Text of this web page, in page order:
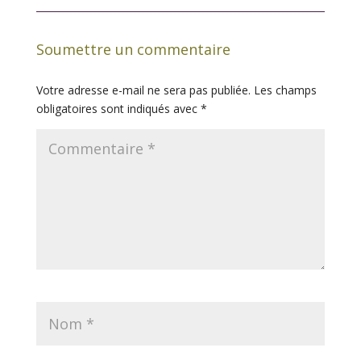
Soumettre un commentaire
Votre adresse e-mail ne sera pas publiée. Les champs
obligatoires sont indiqués avec *